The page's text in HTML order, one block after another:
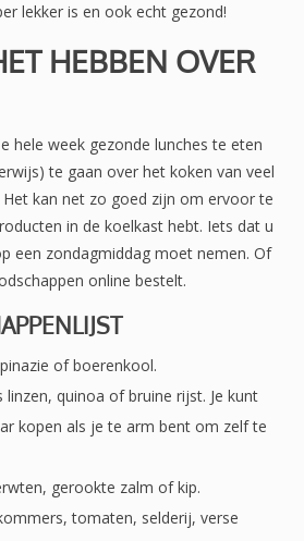
lekker is en ook echt gezond!
HEBBEN OVER
hele week gezonde lunches te eten
te gaan over het koken van veel
kan net zo goed zijn om ervoor te
in de koelkast hebt. Iets dat u
een zondagmiddag moet nemen. Of
online bestelt.
of boerenkool.
quinoa of bruine rijst. Je kunt
kopen als je te arm bent om zelf te
gerookte zalm of kip.
tomaten, selderij, verse